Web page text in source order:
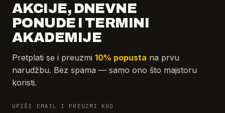
AKCIJE, DNEVNE
PONUDE I TERMINI
AKADEMIJE
Pretplati se i preuzmi 10% popusta na prvu
narudžbu. Bez spama — samo ono što majstoru
koristi.
UPIŠI EMAIL I PREUZMI KOD